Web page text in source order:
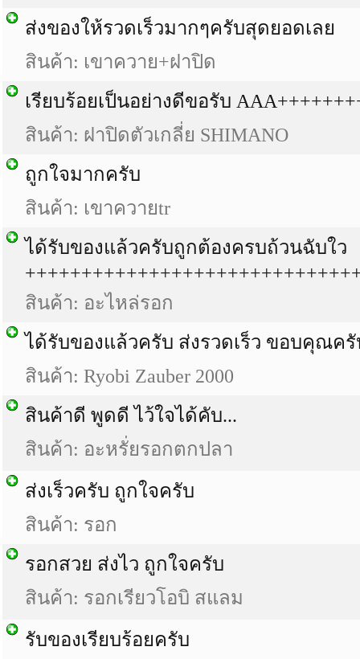
ส่งของให้รวดเร็วมากๆครับสุดยอดเลย
สินค้า: เขาควาย+ฝาปิด
เรียบร้อยเป็นอย่างดีขอรับ
สินค้า: ฝาปิดตัวเกลี่ย SHIMANO
ถูกใจมากครับ
สินค้า: เขาควายtr
ได้รับของแล้วครับถูกต้องครบถ้วนฉับใว
สินค้า: อะไหล่รอก
ได้รับของแล้วครับ ส่งรวดเร็ว ขอบคุณครั
สินค้า: Ryobi Zauber 2000
สินค้าดี พูดดี ไว้ใจได้คับ...
สินค้า: อะหรั่ยรอกตกปลา
ส่งเร็วครับ ถูกใจครับ
สินค้า: รอก
รอกสวย ส่งไว ถูกใจครับ
สินค้า: รอกเรียวโอบิ สแลม
รับของเรียบร้อยครับ